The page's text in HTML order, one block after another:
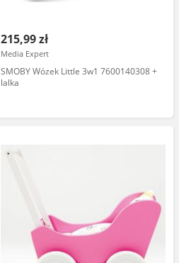
215,99 zł
Media Expert
SMOBY Wózek Little 3w1 7600140308 +
lalka